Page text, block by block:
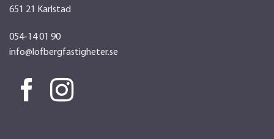
651 21 Karlstad
054-14 01 90
info@lofbergfastigheter.se